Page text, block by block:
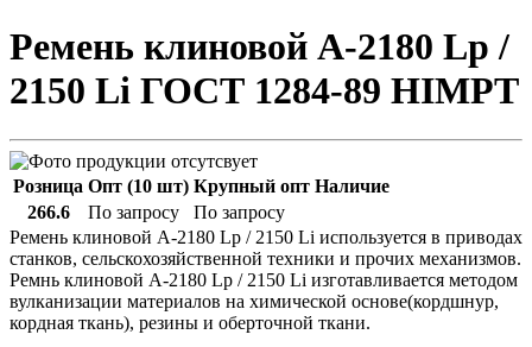
Ремень клиновой А-2180 Lp /
2150 Li ГОСТ 1284-89 HIMPT
Розница Опт (10 шт) Крупный опт Наличие
266.6
По запросу
По запросу
Ремень клиновой А-2180 Lp / 2150 Li используется в приводах
станков, сельскохозяйственной техники и прочих механизмов.
Ремнь клиновой А-2180 Lp / 2150 Li изготавливается методом
вулканизации материалов на химической основе(кордшнур,
кордная ткань), резины и оберточной ткани.